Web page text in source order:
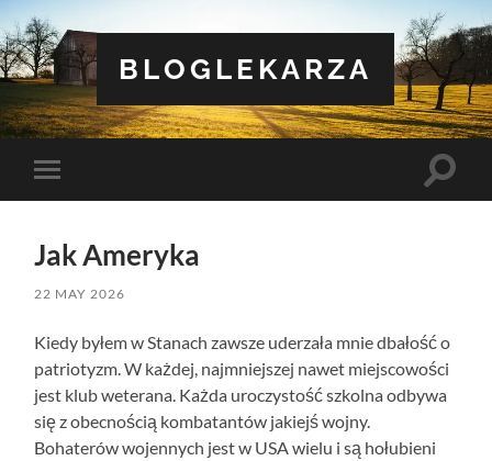
BLOGLEKARZA
Toggle
mobile
Toggle
Jak Ameryka
22 MAY 2026
Kiedy byłem w Stanach zawsze uderzała mnie dbałość o
patriotyzm. W każdej, najmniejszej nawet miejscowości
jest klub weterana. Każda uroczystość szkolna odbywa
się z obecnością kombatantów jakiejś wojny.
Bohaterów wojennych jest w USA wielu i są hołubieni